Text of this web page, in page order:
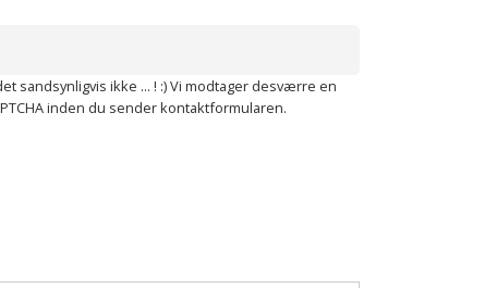
sandsynligvis ikke ... ! :) Vi modtager desværre en
inden du sender kontaktformularen.